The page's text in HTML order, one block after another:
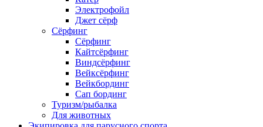
Электрофойл
Джет сёрф
Сёрфинг
Сёрфинг
Кайтсёрфинг
Виндсёрфинг
Вейксёрфинг
Вейкбординг
Сап бординг
Туризм/рыбалка
Для животных